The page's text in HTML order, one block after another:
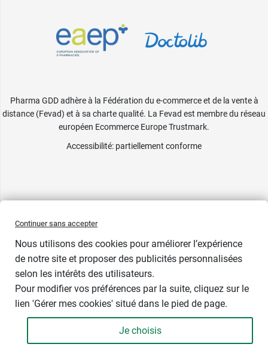
Contenance
- +
Pharma GDD adhère à la Fédération du e-commerce et de la vente à
distance (Fevad) et à sa charte qualité. La Fevad est membre du réseau
européen Ecommerce Europe Trustmark.
Accessibilité: partiellement conforme
Continuer sans accepter
Nous utilisons des cookies pour améliorer l’expérience
de notre site et proposer des publicités personnalisées
selon les intérêts des utilisateurs.
Pour modifier vos préférences par la suite, cliquez sur le
lien 'Gérer mes cookies' situé dans le pied de page.
Je choisis